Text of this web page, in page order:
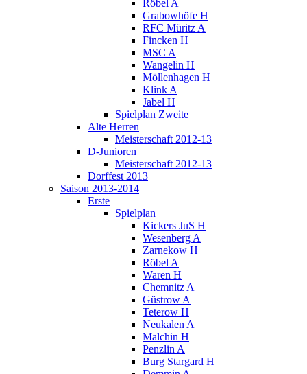
Röbel A
Grabowhöfe H
RFC Müritz A
Fincken H
MSC A
Wangelin H
Möllenhagen H
Klink A
Jabel H
Spielplan Zweite
Alte Herren
Meisterschaft 2012-13
D-Junioren
Meisterschaft 2012-13
Dorffest 2013
Saison 2013-2014
Erste
Spielplan
Kickers JuS H
Wesenberg A
Zarnekow H
Röbel A
Waren H
Chemnitz A
Güstrow A
Teterow H
Neukalen A
Malchin H
Penzlin A
Burg Stargard H